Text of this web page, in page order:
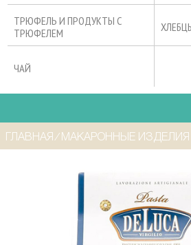
ТРЮФЕЛЬ И ПРОДУКТЫ С
ТРЮФЕЛЕМ
ЧАЙ
ГЛАВНАЯ ⁄ МАКАРОННЫЕ ИЗДЕЛИЯ